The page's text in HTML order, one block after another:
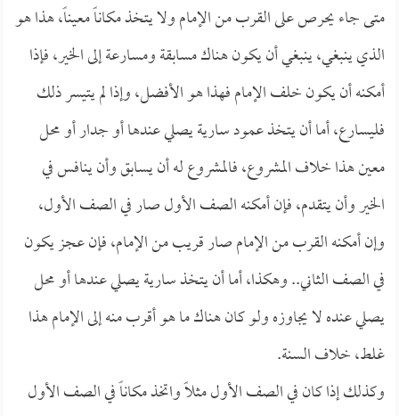
متى جاء يحرص على القرب من الإمام ولا يتخذ مكاناً معيناً، هذا هو
الذي ينبغي، ينبغي أن يكون هناك مسابقة ومسارعة إلى الخير، فإذا
أمكنه أن يكون خلف الإمام فهذا هو الأفضل، وإذا لم يتيسر ذلك
فليسارع، أما أن يتخذ عمود سارية يصلي عندها أو جدار أو محل
معين هذا خلاف المشروع، فالمشروع له أن يسابق وأن ينافس في
الخير وأن يتقدم، فإن أمكنه الصف الأول صار في الصف الأول،
وإن أمكنه القرب من الإمام صار قريب من الإمام، فإن عجز يكون
في الصف الثاني.. وهكذا، أما أن يتخذ سارية يصلي عندها أو محل
يصلي عنده لا يجاوزه ولو كان هناك ما هو أقرب منه إلى الإمام هذا
غلط، خلاف السنة.
وكذلك إذا كان في الصف الأول مثلاً واتخذ مكاناً في الصف الأول